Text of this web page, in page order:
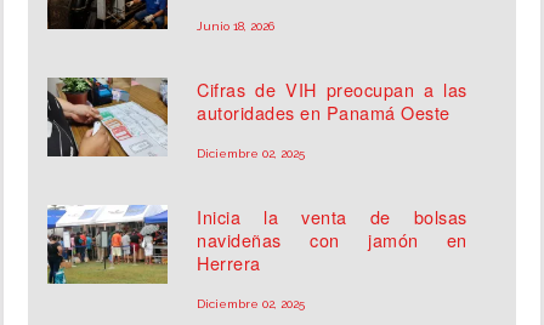
Junio 18, 2026
Cifras de VIH preocupan a las
autoridades en Panamá Oeste
Diciembre 02, 2025
Inicia la venta de bolsas
navideñas con jamón en
Herrera
Diciembre 02, 2025